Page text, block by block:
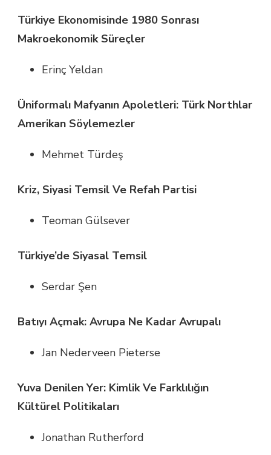
Türkiye Ekonomisinde 1980 Sonrası
Makroekonomik Süreçler
Erinç Yeldan
Üniformalı Mafyanın Apoletleri: Türk Northlar
Amerikan Söylemezler
Mehmet Türdeş
Kriz, Siyasi Temsil Ve Refah Partisi
Teoman Gülsever
Türkiye’de Siyasal Temsil
Serdar Şen
Batıyı Açmak: Avrupa Ne Kadar Avrupalı
Jan Nederveen Pieterse
Yuva Denilen Yer: Kimlik Ve Farklılığın
Kültürel Politikaları
Jonathan Rutherford